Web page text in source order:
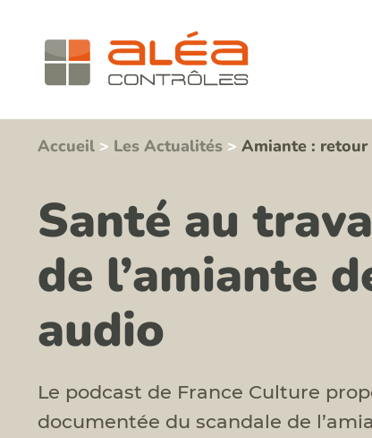
Accueil > Les Actualités > Amiante : retour
Santé au
de l’amiante
audio
Le podcast de France Culture
documentée du scandale de